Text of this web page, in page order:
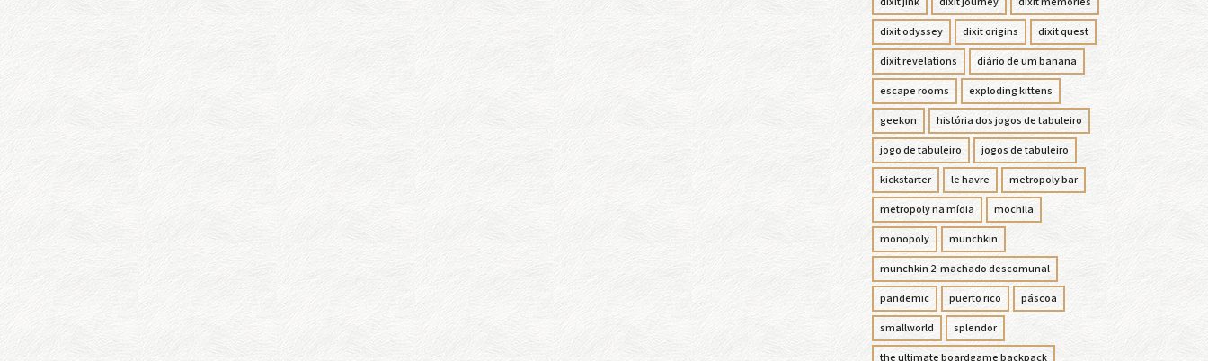
dixit odyssey dixit origins dixit quest
dixit revelations diário de um banana
escape rooms exploding kittens
geekon história dos jogos de tabuleiro
jogo de tabuleiro jogos de tabuleiro
kickstarter le havre metropoly bar
metropoly na mídia mochila
monopoly munchkin
munchkin 2: machado descomunal
pandemic puerto rico páscoa
smallworld splendor
the ultimate boardgame backpack